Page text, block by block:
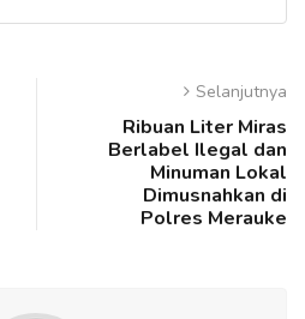
Selanjutnya
Ribuan Liter Miras
Berlabel Ilegal dan
Minuman Lokal
Dimusnahkan di
Polres Merauke